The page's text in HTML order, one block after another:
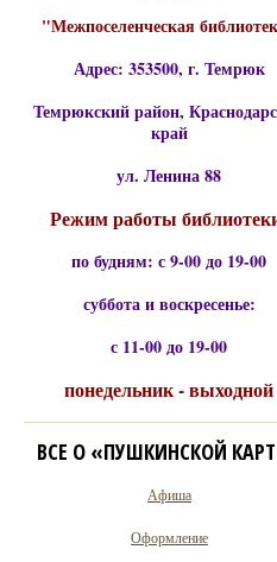
"Межпоселенческая
Адрес: 353500, г. Темрюк
Темрюкский район,
край
ул. Ленина 88
Режим работы
по будням: с 9-00 до 19-00
суббота и воскресенье:
с 11-00 до 19-00
понедельник - выходной
ВСЕ О «ПУШКИНСКОЙ
Афиша
Оформление